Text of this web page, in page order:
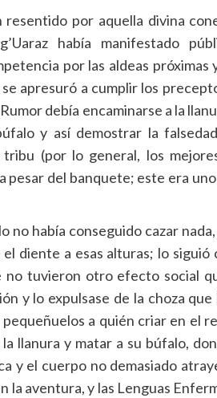
resentido por aquella divina
había manifestado
por las aldeas próximas
apresuró a cumplir los
debía encaminarse a la
y así demostrar la
(por lo general, los
pesar del banquete; este era
no había conseguido cazar
diente a esas alturas; lo siguió
no tuvieron otro efecto social
y lo expulsase de la choza
a quién criar en el
llanura y matar a su búfalo,
y el cuerpo no demasiado
la aventura, y las Lenguas